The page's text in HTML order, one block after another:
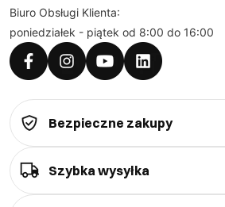
Biuro Obsługi Klienta:
poniedziałek - piątek od 8:00 do 16:00
Bezpieczne zakupy
Szybka wysyłka